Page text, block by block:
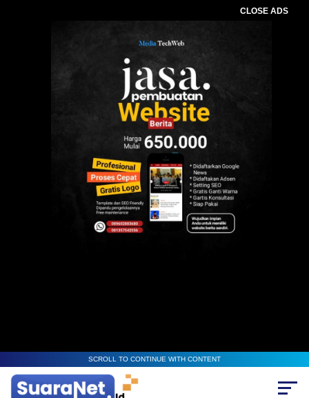
CLOSE ADS
SCROLL TO CONTINUE WITH CONTENT